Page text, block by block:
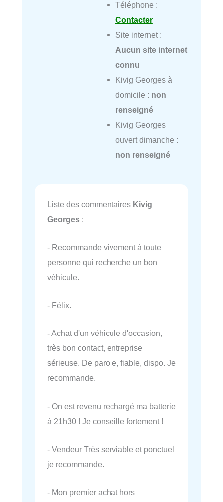
Téléphone :
Contacter
Site internet :
Aucun site internet
connu
Kivig Georges à
domicile : non
renseigné
Kivig Georges
ouvert dimanche :
non renseigné
Liste des commentaires Kivig
Georges :
- Recommande vivement à toute
personne qui recherche un bon
véhicule.
- Félix.
- Achat d'un véhicule d'occasion,
très bon contact, entreprise
sérieuse. De parole, fiable, dispo. Je
recommande.
- On est revenu rechargé ma batterie
à 21h30 ! Je conseille fortement !
- Vendeur Très serviable et ponctuel
je recommande.
- Mon premier achat hors